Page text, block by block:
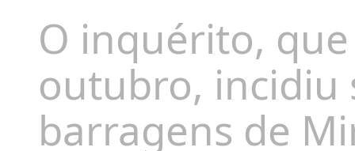
O inquérito,
outubro, incidiu
barragens de